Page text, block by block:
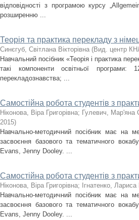
відповідності з програмою курсу
розширенню ...
Теорія та практика перекладу з
Синєгуб, Світлана Вікторівна (Вид. центр
Навчальний посібник «Теорія і практика
такі компоненти освітньої
перекладознавства; ...
Самостійна робота студентів з
Ніконова, Віра Григорівна; Гулевич, Мар'яна
2015)
Навчально-методичний посібник має на
засвоєння базового та тематичного
Evans, Jenny Dooley. ...
Самостійна робота студентів з
Ніконова, Віра Григорівна; Ігнатенко,
Навчально-методичний посібник має на
засвоєння базового та тематичного
Evans, Jenny Dooley. ...